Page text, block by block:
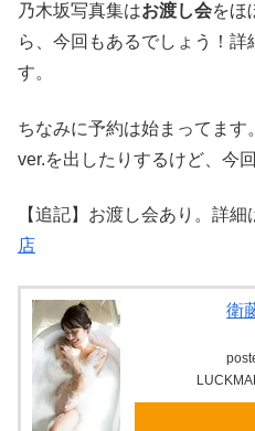
乃木坂写真集はお渡し会をほ
ら、今回もあるでしょう！詳
す。
ちなみに予約は始まってま
ver.を出したりするけど、今
【追記】お渡し会あり。詳
店
衛